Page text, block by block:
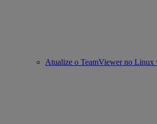
Atualize o TeamViewer no Linux